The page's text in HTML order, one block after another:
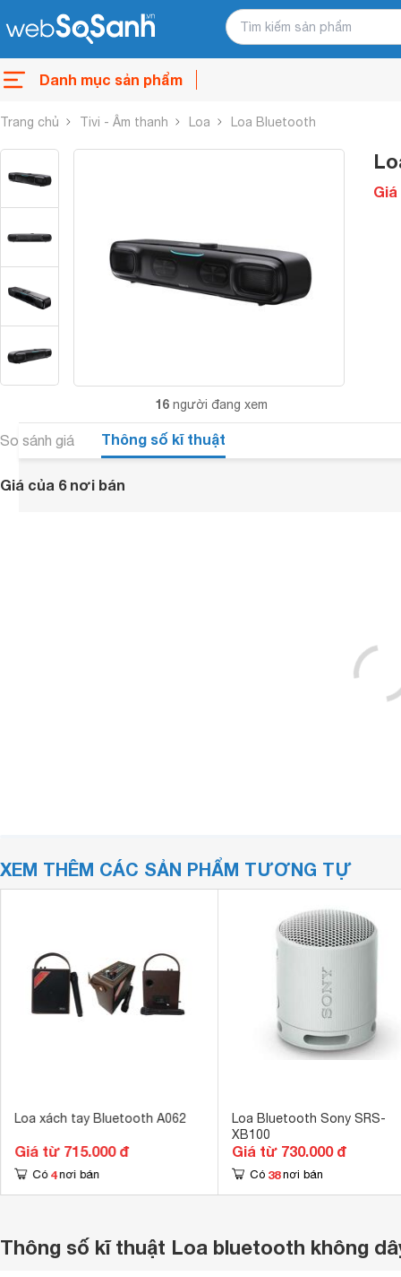
Danh mục sản phẩm
Trang chủ Tivi - Âm thanh Loa Loa Bluetooth
16 người đang xem
So sánh giá Thông số kĩ thuật
Giá của 6 nơi bán
XEM THÊM CÁC SẢN PHẨM TƯƠNG TỰ
Loa xách tay Bluetooth A062
Giá từ 715.000 đ
Có 4 nơi bán
Loa Bluetooth Sony SRS-
XB100
Giá từ 730.000 đ
Có 38 nơi bán
Thông số kĩ thuật Loa bluetooth không